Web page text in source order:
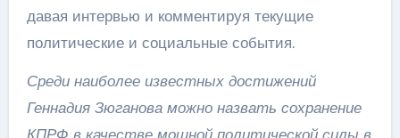
давая интервью и комментируя текущие
политические и социальные события.
Среди наиболее известных достижений
Геннадия Зюганова можно назвать сохранение
КПРФ в качестве мощной политической силы в